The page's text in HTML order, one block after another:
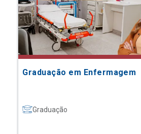
Graduação em Enfermagem
Graduação